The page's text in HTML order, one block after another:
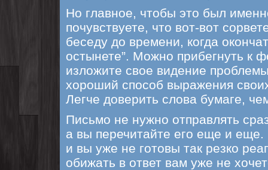
Но главное, чтобы это был
почувствуете, что вот-вот
беседу до времени, когда
остынете”. Можно прибегнуть к
изложите свое видение
хороший способ выражения
Легче доверить слова бумаге,
Письмо не нужно отправлять
а вы перечитайте его еще и
и вы уже не готовы так резко
обижать в ответ вам уже не